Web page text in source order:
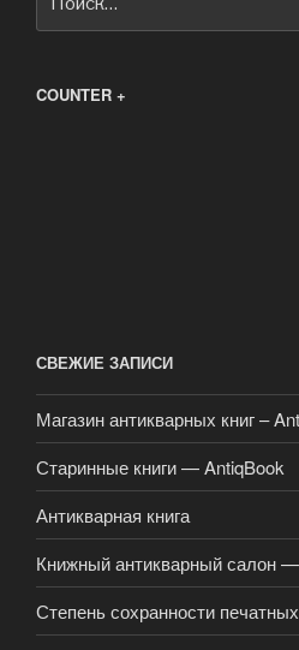
COUNTER +
СВЕЖИЕ ЗАПИСИ
Магазин антикварных книг –
Старинные книги — AntiqBook
Антикварная книга
Книжный антикварный салон
Степень сохранности